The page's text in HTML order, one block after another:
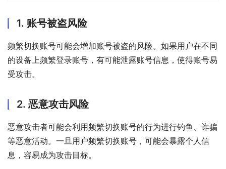
1. 账号被盗风险
频繁切换账号可能会增加账号被盗的风险。如果用户在不同
的设备上频繁登录账号，有可能泄露账号信息，使得账号易
受攻击。
2. 恶意攻击风险
恶意攻击者可能会利用频繁切换账号的行为进行钓鱼、诈骗
等恶意活动。一旦用户频繁切换账号，可能会暴露个人信
息，容易成为攻击目标。